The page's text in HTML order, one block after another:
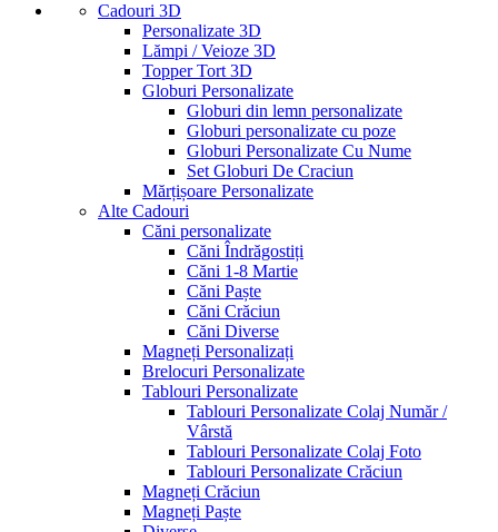
Cadouri 3D
Personalizate 3D
Lămpi / Veioze 3D
Topper Tort 3D
Globuri Personalizate
Globuri din lemn personalizate
Globuri personalizate cu poze
Globuri Personalizate Cu Nume
Set Globuri De Craciun
Mărțișoare Personalizate
Alte Cadouri
Căni personalizate
Căni Îndrăgostiți
Căni 1-8 Martie
Căni Paște
Căni Crăciun
Căni Diverse
Magneți Personalizați
Brelocuri Personalizate
Tablouri Personalizate
Tablouri Personalizate Colaj Număr /
Vârstă
Tablouri Personalizate Colaj Foto
Tablouri Personalizate Crăciun
Magneți Crăciun
Magneți Paște